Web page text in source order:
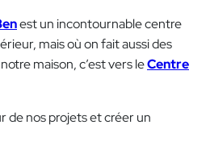
est un incontournable centre
mais où on fait aussi des
maison, c’est vers leCentre
de nos projets et créer un